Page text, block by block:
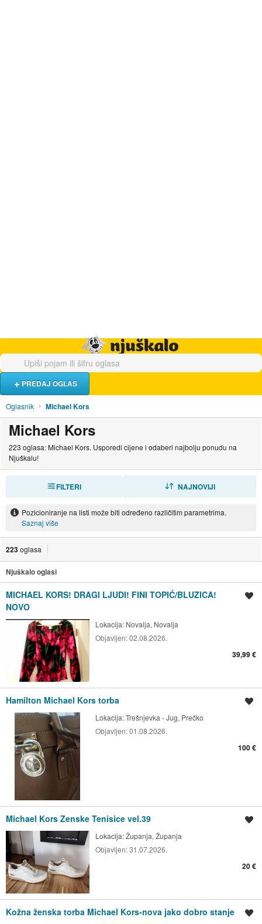
PREDAJ OGLAS
Oglasnik Michael Kors
Michael Kors
223 oglasa: Michael Kors. Usporedi cijene i odaberi najbolju ponudu na
Njuškalu!
FILTERI NAJNOVIJI
Pozicioniranje na listi može biti određeno različitim parametrima.
Saznaj više
223oglasa
Njuškalo oglasi
MICHAEL KORS! DRAGI LJUDI! FINI TOPIĆ/BLUZICA!
NOVO
Lokacija: Novalja, Novalja
Objavljen:02.08.2026.
39,99 €
Hamilton Michael Kors torba
Lokacija:Trešnjevka - Jug, Prečko
Objavljen:01.08.2026.
100 €
Michael Kors Zenske Tenisice vel.39
Lokacija:Županja, Županja
Objavljen:31.07.2026.
20 €
Kožna ženska torba Michael Kors-nova jako dobro stanje